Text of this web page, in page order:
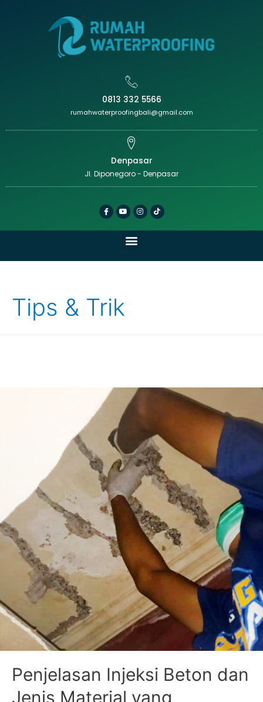
0813 332 5566
rumahwaterproofingbali@gmail.com
Denpasar
Jl. Diponegoro - Denpasar
Tips & Trik
Penjelasan Injeksi Beton dan
Jenis Material yang